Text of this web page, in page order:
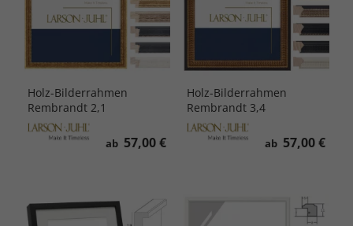
Holz-Bilderrahmen
Rembrandt 2,1
ab 57,00 €
Holz-Bilderrahmen
Rembrandt 3,4
ab 57,00 €